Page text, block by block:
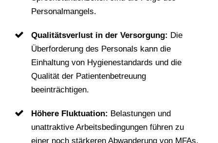
Personalmangels.
Qualitätsverlust in der Versorgung: Die
Überforderung des Personals kann die
Einhaltung von Hygienestandards und die
Qualität der Patientenbetreuung
beeinträchtigen.
Höhere Fluktuation: Belastungen und
unattraktive Arbeitsbedingungen führen zu
einer noch stärkeren Abwanderung von MFAs.